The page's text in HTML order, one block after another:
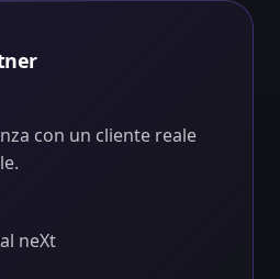
con un cliente reale
neXt